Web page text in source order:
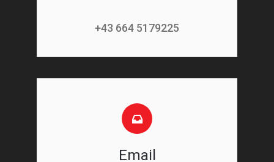
+43 664 5179225
Email